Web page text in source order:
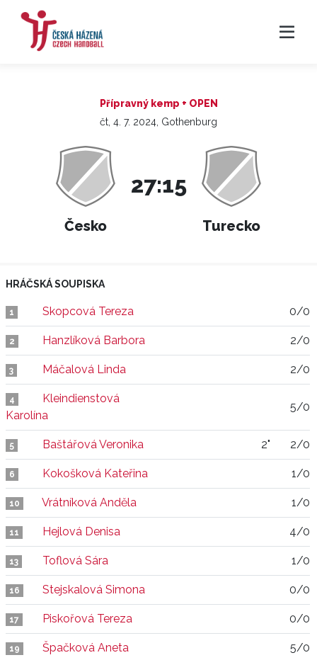
Přípravný kemp + OPEN
čt, 4. 7. 2024, Gothenburg
Česko
27:15
Turecko
HRÁČSKÁ SOUPISKA
1 Skopcová Tereza 0/0
2 Hanzlíková Barbora 2/0
3 Máčalová Linda 2/0
4
Kleindienstová
Karolína
5/0
5 Baštářová Veronika 2" 2/0
6 Kokošková Kateřina 1/0
10 Vrátníková Anděla 1/0
11 Hejlová Denisa 4/0
13 Toflová Sára 1/0
16 Stejskalová Simona 0/0
17 Piskořová Tereza 0/0
19 Špačková Aneta 5/0